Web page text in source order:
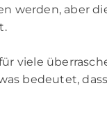
werden, aber
viele
bedeutet,